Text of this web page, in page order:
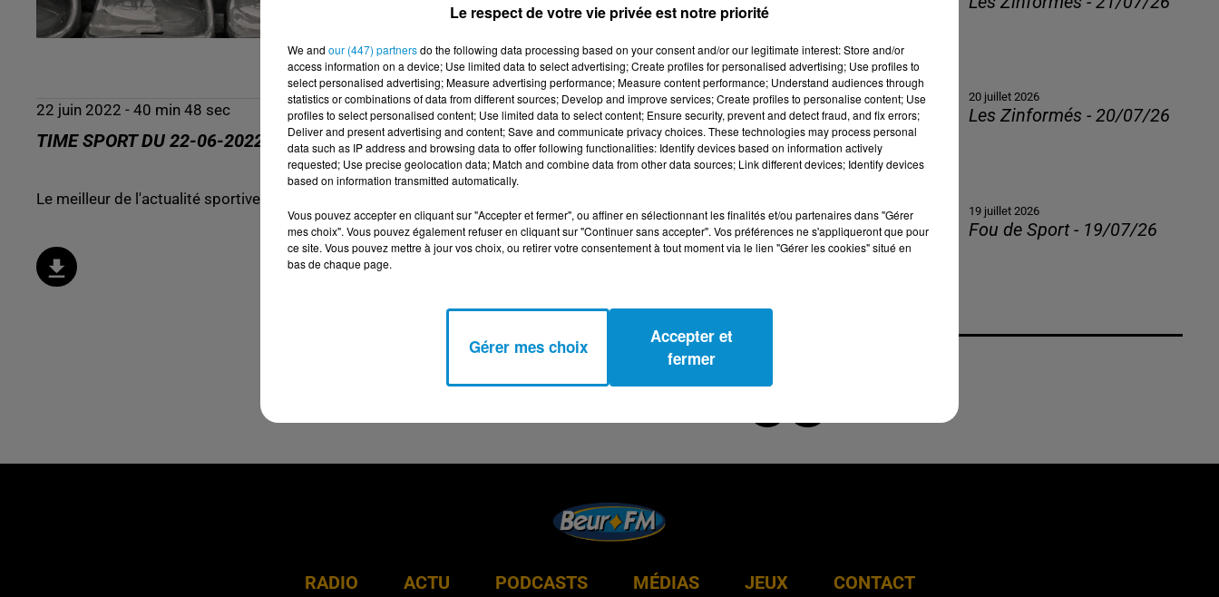
22 juin 2022 - 40 min 48 sec
TIME SPORT DU 22-06-2022
Le meilleur de l'actualité sportive !
20 juillet 2026
Les Zinformés - 20/07/26
19 juillet 2026
Fou de Sport - 19/07/26
RADIO ACTU PODCASTS MÉDIAS JEUX CONTACT
Le respect de votre vie privée est notre priorité
We and our (447) partnersdo the following data processing based on your consent and/or our legitimate interest: Store and/or
access information on a device; Use limited data to select advertising; Create profiles for personalised advertising; Use profiles to
select personalised advertising; Measure advertising performance; Measure content performance; Understand audiences through
statistics or combinations of data from different sources; Develop and improve services; Create profiles to personalise content; Use
profiles to select personalised content; Use limited data to select content; Ensure security, prevent and detect fraud, and fix errors;
Deliver and present advertising and content; Save and communicate privacy choices. These technologies may process personal
data such as IP address and browsing data to offer following functionalities: Identify devices based on information actively
requested; Use precise geolocation data; Match and combine data from other data sources; Link different devices; Identify devices
based on information transmitted automatically.
Vous pouvez accepter en cliquant sur "Accepter et fermer", ou affiner en sélectionnant les finalités et/ou partenaires dans "Gérer
mes choix". Vous pouvez également refuser en cliquant sur "Continuer sans accepter". Vos préférences ne s'appliqueront que pour
ce site. Vous pouvez mettre à jour vos choix, ou retirer votre consentement à tout moment via le lien "Gérer les cookies" situé en
bas de chaque page.
Gérer mes choix
Accepter et
fermer